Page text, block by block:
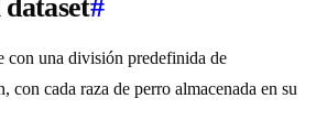
#
con una división predefinida de
con cada raza de perro almacenada en su